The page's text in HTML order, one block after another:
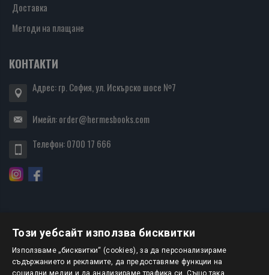
Доставка
Методи на плащане
КОНТАКТИ
Адрес: гр. София, ул. Искърско шосе №7
Имейл:order@hermesbooks.com
Телефон:0700 17 666
БЮЛЕТИН
Този уебсайт използва бисквитки
Използваме „бисквитки“ (cookies), за да персонализираме
съдържанието и рекламите, да предоставяме функции на
социални медии и да анализираме трафика си. Също така